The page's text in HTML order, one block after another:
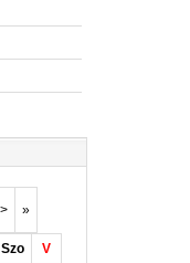
> »
Szo
V